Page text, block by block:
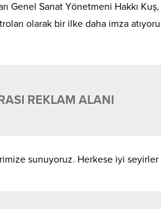
Genel Sanat Yönetmeni Hakkı
olarak bir ilke daha imza
REKLAM ALANI
sunuyoruz. Herkese iyi